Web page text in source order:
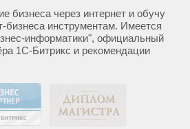
бизнеса через интернет и обучу
бизнеса инструментам. Имеется
информатики", официальный
1С-Битрикс и рекомендации